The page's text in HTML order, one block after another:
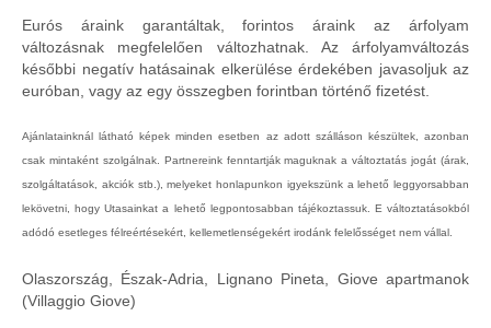
Eurós áraink garantáltak, forintos áraink az árfolyam
változásnak megfelelően változhatnak. Az árfolyamváltozás
későbbi negatív hatásainak elkerülése érdekében javasoljuk az
euróban, vagy az egy összegben forintban történő fizetést.
Ajánlatainknál látható képek minden esetben az adott szálláson készültek, azonban
csak mintaként szolgálnak. Partnereink fenntartják maguknak a változtatás jogát (árak,
szolgáltatások, akciók stb.), melyeket honlapunkon igyekszünk a lehető leggyorsabban
lekövetni, hogy Utasainkat a lehető legpontosabban tájékoztassuk. E változtatásokból
adódó esetleges félreértésekért, kellemetlenségekért irodánk felelősséget nem vállal.
Olaszország, Észak-Adria, Lignano Pineta, Giove apartmanok
(Villaggio Giove)